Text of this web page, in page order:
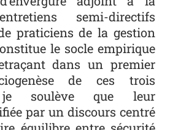
semi-directifs
praticiens de la gestion
le socle empirique
dans un premier
de ces trois
je soulève que leur
par un discours centré